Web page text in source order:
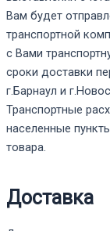
Вам будет
транспортной
с Вами
сроки доставки
г.Барнаул и
Транспортные
населенные
товара.
Доставка